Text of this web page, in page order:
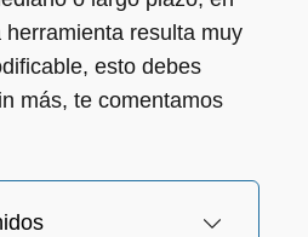
resulta muy
esto debes
más, te comentamos